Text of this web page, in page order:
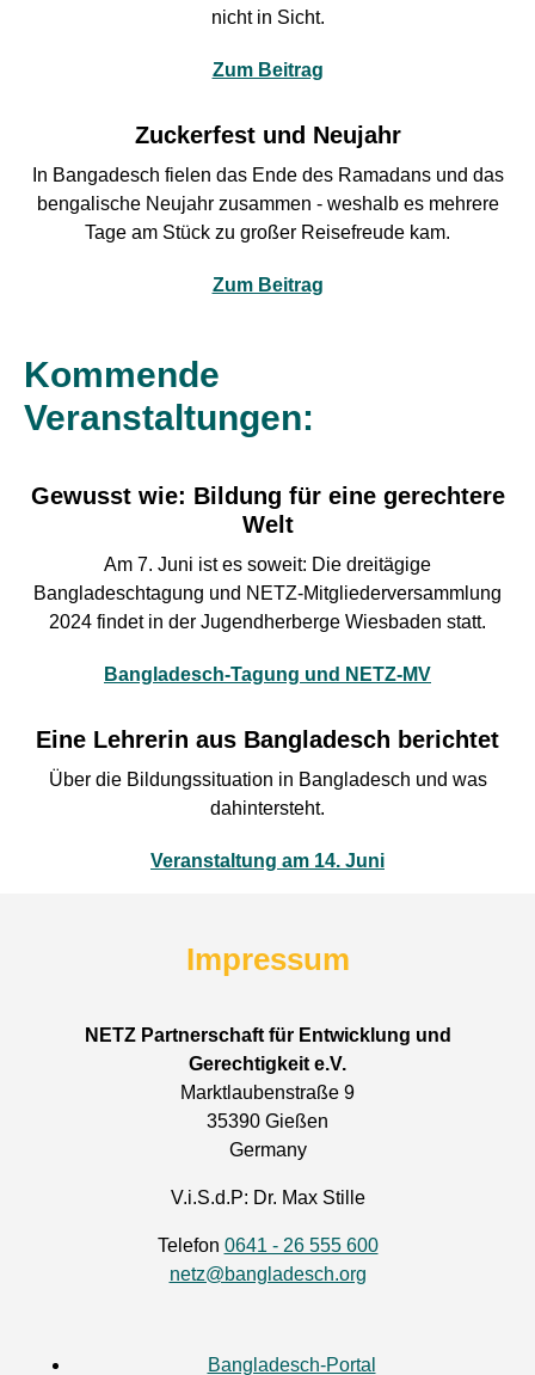
nicht in Sicht.
Zum Beitrag
Zuckerfest und Neujahr
In Bangadesch fielen das Ende des Ramadans und das
bengalische Neujahr zusammen - weshalb es mehrere
Tage am Stück zu großer Reisefreude kam.
Zum Beitrag
Kommende
Veranstaltungen:
Gewusst wie: Bildung für eine gerechtere
Welt
Am 7. Juni ist es soweit: Die dreitägige
Bangladeschtagung und NETZ-Mitgliederversammlung
2024 findet in der Jugendherberge Wiesbaden statt.
Bangladesch-Tagung und NETZ-MV
Eine Lehrerin aus Bangladesch berichtet
Über die Bildungssituation in Bangladesch und was
dahintersteht.
Veranstaltung am 14. Juni
Impressum
NETZ Partnerschaft für Entwicklung und
Gerechtigkeit e.V.
Marktlaubenstraße 9
35390 Gießen
Germany
V.i.S.d.P: Dr. Max Stille
Telefon 0641 - 26 555 600
netz@bangladesch.org
Bangladesch-Portal